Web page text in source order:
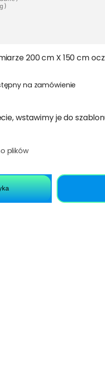
200 cm X 150 cm
na zamówienie
wstawimy je do
plików